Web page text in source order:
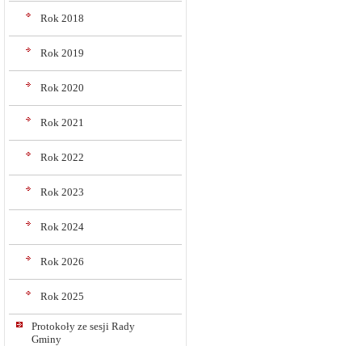
Rok 2018
Rok 2019
Rok 2020
Rok 2021
Rok 2022
Rok 2023
Rok 2024
Rok 2026
Rok 2025
Protokoły ze sesji Rady
Gminy